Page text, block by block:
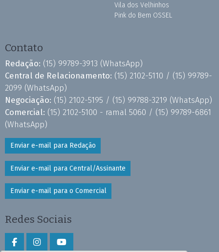
Vila dos Velhinhos
Pink do Bem OSSEL
Contato
Redação: (15) 99789-3913 (WhatsApp)
Central de Relacionamento: (15) 2102-5110 / (15) 99789-
2099 (WhatsApp)
Negociação: (15) 2102-5195 / (15) 99788-3219 (WhatsApp)
Comercial: (15) 2102-5100 - ramal 5060 / (15) 99789-6861
(WhatsApp)
Enviar e-mail para Redação
Enviar e-mail para Central/Assinante
Enviar e-mail para o Comercial
Redes Sociais